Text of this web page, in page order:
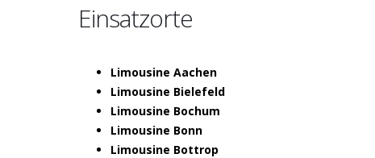
Einsatzorte
Limousine Aachen
Limousine Bielefeld
Limousine Bochum
Limousine Bonn
Limousine Bottrop